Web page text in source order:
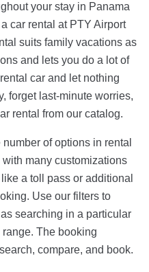
your stay in Panama
car rental at PTY Airport
suits family vacations as
and lets you do a lot of
car and let nothing
forget last-minute worries,
rental from our catalog.
of options in rental
many customizations
a toll pass or additional
Use our filters to
searching in a particular
The booking
compare, and book.